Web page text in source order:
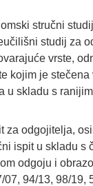
stručni
studij za
vrste,
kojim je stečena
u skladu s
za odgojitelja,
ispit u skladu s
odgoju i
07, 94/13, 98/19,